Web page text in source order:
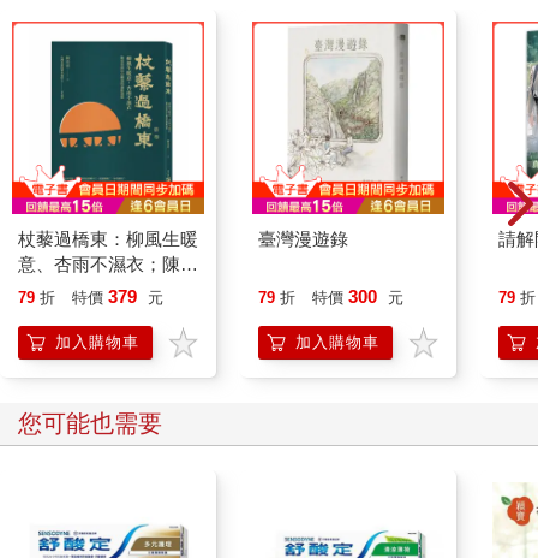
「你太厲害了，完全無法想像當年和我一起吃苦受累的人，竟然
可以做出這麼好吃的料理。」
「那些往事就別再提了，我現在只是開這家小館子混飯吃的老頭
子。」流低下了頭。
「窪山叔叔， 你目前在哪裡高就？」小石把裝滿飯的碗遞到他面
前問。
「前年退休了，目前在大阪一家保全公司當董事。」窪山瞇眼看
著晶亮的白飯，立刻吃了起來。
「就是所謂的空降吧!很不錯啊，你和以前一樣，眼神還是那麼犀
利。」流看著窪山的眼睛笑著說。
「山茼蒿的苦味，發揮了恰到好處的效果，這果然是京都才能嘗
到的好滋味。」
窪山把白芝麻豆腐拌山茼蒿放在白飯上吃了下去，然後又津津有
味地吃著米糠醃的小黃瓜。
「要不要吃茶泡飯？把鞍馬煮沙丁魚也加在茶泡飯裡。小石，快
把熱焙茶倒進去。」
小石好像早就在等流發號施令，立刻把萬古燒茶壺裡的茶倒進碗
「現在是在炫耀自己的家鄉嗎？無論鞍馬還是有馬，都是山椒的
杖藜過橋東：柳風生暖
意、杏雨不濕衣；陳亮
恭談以心轉境的適齡漫
79 折 特價 379 元
加入購物車
臺灣漫遊錄
79 折 特價 300 元
加入購物車
請解
79 折
您可能也需要